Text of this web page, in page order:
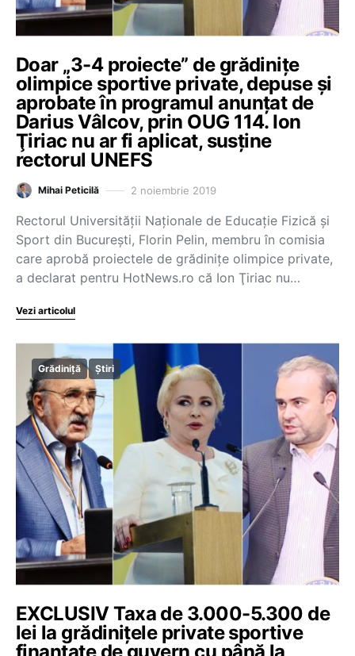
Doar „3-4 proiecte” de grădiniţe
olimpice sportive private, depuse şi
aprobate în programul anunţat de
Darius Vâlcov, prin OUG 114. Ion
Ţiriac nu ar fi aplicat, susţine
rectorul UNEFS
Mihai Peticilă 2 noiembrie 2019
Rectorul Universității Naționale de Educație Fizică și
Sport din București, Florin Pelin, membru în comisia
care aprobă proiectele de grădiniţe olimpice private,
a declarat pentru HotNews.ro că Ion Ţiriac nu…
Vezi articolul
Grădiniță Știri
EXCLUSIV Taxa de 3.000-5.300 de
lei la grădinițele private sportive